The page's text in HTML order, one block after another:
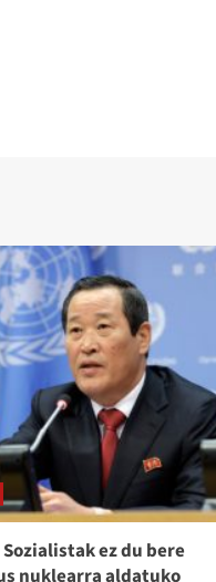
Sozialistak ez du bere
nuklearra aldatuko